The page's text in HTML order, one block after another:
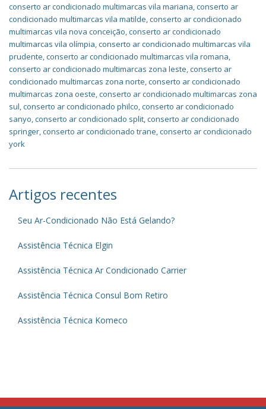
conserto ar condicionado multimarcas vila mariana,conserto ar
condicionado multimarcas vila matilde,conserto ar condicionado
multimarcas vila nova conceição,conserto ar condicionado
multimarcas vila olímpia,conserto ar condicionado multimarcas vila
prudente,conserto ar condicionado multimarcas vila romana,
conserto ar condicionado multimarcas zona leste,conserto ar
condicionado multimarcas zona norte,conserto ar condicionado
multimarcas zona oeste,conserto ar condicionado multimarcas zona
sul,conserto ar condicionado philco,conserto ar condicionado
sanyo,conserto ar condicionado split,conserto ar condicionado
springer,conserto ar condicionado trane,conserto ar condicionado
york
Artigos recentes
Seu Ar-Condicionado Não Está Gelando?
Assistência Técnica Elgin
Assistência Técnica Ar Condicionado Carrier
Assistência Técnica Consul Bom Retiro
Assistência Técnica Komeco